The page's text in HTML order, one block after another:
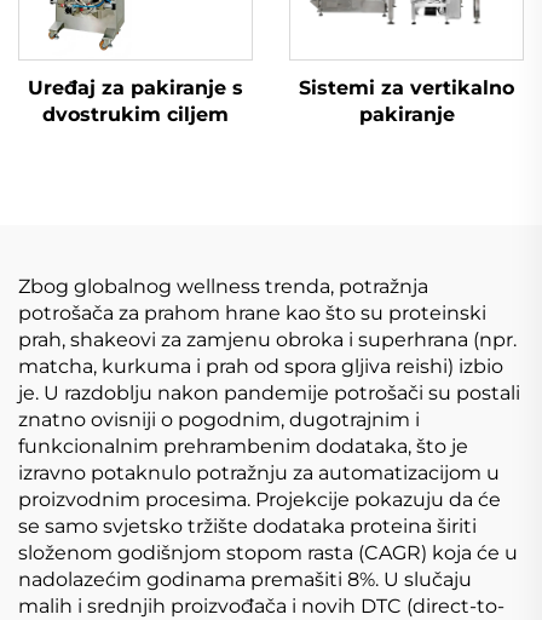
Uređaj za pakiranje s
dvostrukim ciljem
Sistemi za vertikalno
pakiranje
Zbog globalnog wellness trenda, potražnja
potrošača za prahom hrane kao što su proteinski
prah, shakeovi za zamjenu obroka i superhrana (npr.
matcha, kurkuma i prah od spora gljiva reishi) izbio
je. U razdoblju nakon pandemije potrošači su postali
znatno ovisniji o pogodnim, dugotrajnim i
funkcionalnim prehrambenim dodataka, što je
izravno potaknulo potražnju za automatizacijom u
proizvodnim procesima. Projekcije pokazuju da će
se samo svjetsko tržište dodataka proteina širiti
složenom godišnjom stopom rasta (CAGR) koja će u
nadolazećim godinama premašiti 8%. U slučaju
malih i srednjih proizvođača i novih DTC (direct-to-